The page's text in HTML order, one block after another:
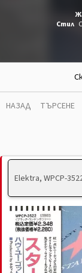
Стил
НАЗАД ТЪРСЕНЕ
Elektra, WPCP-